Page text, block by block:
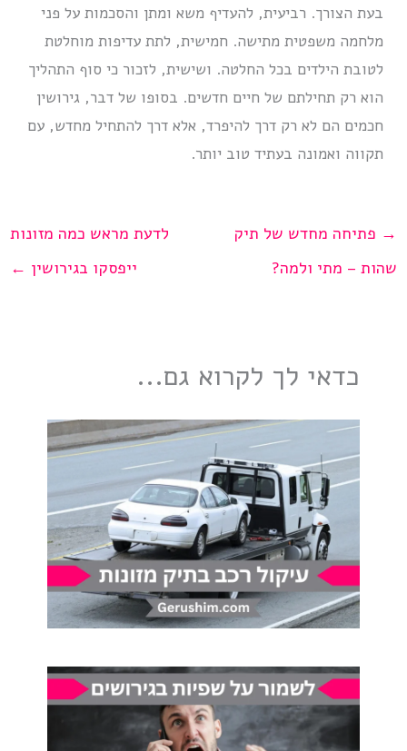
בעת הצורך. רביעית, להעדיף משא ומתן והסכמות על פני
מלחמה משפטית מתישה. חמישית, לתת עדיפות מוחלטת
לטובת הילדים בכל החלטה. ושישית, לזכור כי סוף התהליך
הוא רק תחילתם של חיים חדשים. בסופו של דבר, גירושין
חכמים הם לא רק דרך להיפרד, אלא דרך להתחיל מחדש, עם
תקווה ואמונה בעתיד טוב יותר.
לדעת מראש כמה מזונות
ייפסקו בגירושין ←
→ פתיחה מחדש של תיק
שהות – מתי ולמה?
כדאי לך לקרוא גם...